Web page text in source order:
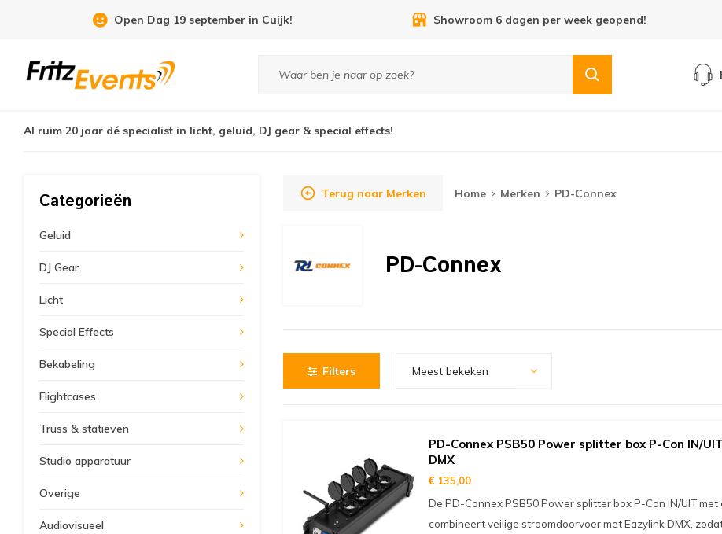
Open Dag 19 september in Cuijk! Showroom 6 dagen per week geopend!
Al ruim 20 jaar dé specialist in licht, geluid, DJ gear & special effects!
Categorieën
Geluid
DJ Gear
Licht
Special Effects
Bekabeling
Flightcases
Truss & statieven
Studio apparatuur
Overige
Audiovisueel
Terug naar Merken Home Merken PD-Connex
PD-Connex
Filters Meest bekeken
PD-Connex PSB50 Power splitter box P-Con IN/
DMX
€ 135,00
De PD-Connex PSB50 Power splitter box P-Con IN/UIT met
combineert veilige stroomdoorvoer met Eazylink DMX,